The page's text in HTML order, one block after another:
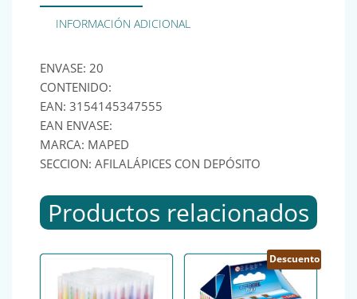
INFORMACIÓN ADICIONAL
ENVASE: 20
CONTENIDO:
EAN: 3154145347555
EAN ENVASE:
MARCA: MAPED
SECCION: AFILALÁPICES CON DEPÓSITO
Productos relacionados
Descuento